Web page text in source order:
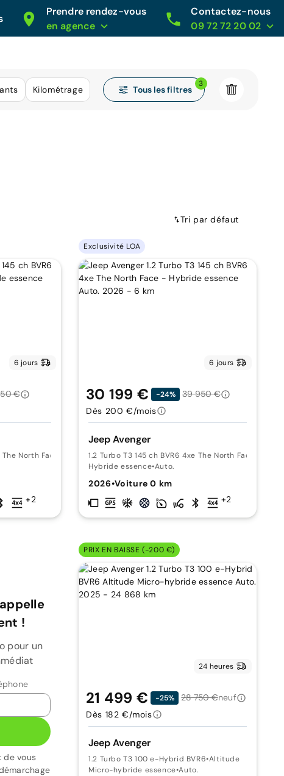
Prendre rendez-vous
en agence
Contactez-nous
09 72 72 20 02
Kilométrage Tous les filtres
3
Tri par défaut
6 jours
North Face
+2
€
Exclusivité LOA
6 jours
Jeep Avenger
1.2 Turbo T3 145 ch BVR6 4xe The North Face
Hybride essence•Auto.
2026•Voiture 0 km
+2
30 199 € -24%
39 950 €
Dès 200 €/mois
!
pour un
de vous
PRIX EN BAISSE (-200 €)
24 heures
Jeep Avenger
1.2 Turbo T3 100 e-Hybrid BVR6•Altitude
Micro-hybride essence•Auto.
21 499 € -25% 28 750 €neuf
Dès 182 €/mois